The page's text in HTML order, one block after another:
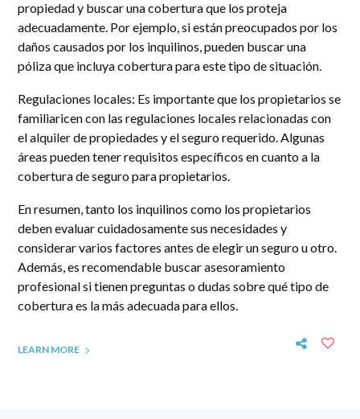
propiedad y buscar una cobertura que los proteja
adecuadamente. Por ejemplo, si están preocupados por los
daños causados por los inquilinos, pueden buscar una
póliza que incluya cobertura para este tipo de situación.
Regulaciones locales: Es importante que los propietarios se
familiaricen con las regulaciones locales relacionadas con
el alquiler de propiedades y el seguro requerido. Algunas
áreas pueden tener requisitos específicos en cuanto a la
cobertura de seguro para propietarios.
En resumen, tanto los inquilinos como los propietarios
deben evaluar cuidadosamente sus necesidades y
considerar varios factores antes de elegir un seguro u otro.
Además, es recomendable buscar asesoramiento
profesional si tienen preguntas o dudas sobre qué tipo de
cobertura es la más adecuada para ellos.
LEARN MORE